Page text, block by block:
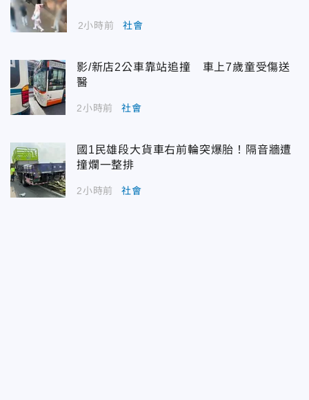
2小時前 社會
影/新店2公車靠站追撞 車上7歲童受傷送
醫
2小時前 社會
國1民雄段大貨車右前輪突爆胎！隔音牆遭
撞爛一整排
2小時前 社會